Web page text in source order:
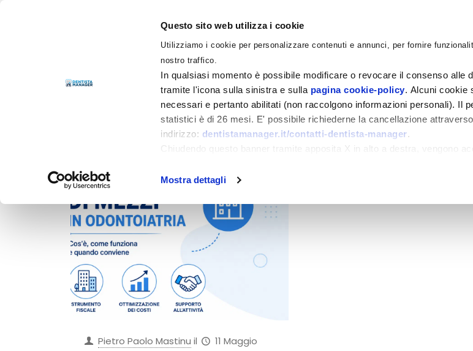
Questo sito web utilizza i cookie
Utilizziamo i cookie per personalizzare contenuti e annunci, per fornire
nostro traffico.
In qualsiasi momento è possibile modificare o revocare il consenso alle
tramite l'icona sulla sinistra e sulla pagina cookie-policy. Alcuni cookie
necessari e pertanto abilitati (non raccolgono informazioni personali). Il
statistici è di 26 mesi. E' possibile richiederne la cancellazione
indirizzo: dentistamanager.it/contatti-dentista-manager.
Chiudendo questo banner tramite apposita X in alto a destra, vengono
Mostra dettagli
Categorie
Pietro Paolo Mastinu il
11 Maggio